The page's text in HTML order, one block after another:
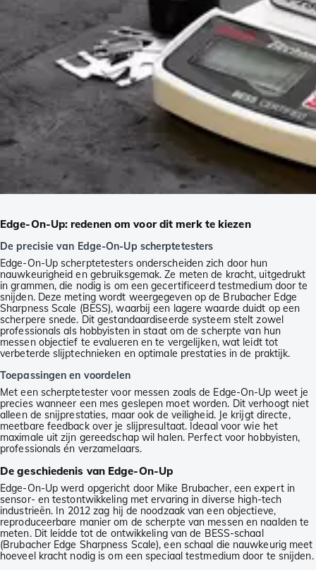
Edge-On-Up: redenen om voor dit merk te kiezen
De precisie van Edge-On-Up scherptetesters
Edge-On-Up scherptetesters onderscheiden zich door hun
nauwkeurigheid en gebruiksgemak. Ze meten de kracht, uitgedrukt
in grammen, die nodig is om een gecertificeerd testmedium door te
snijden. Deze meting wordt weergegeven op de Brubacher Edge
Sharpness Scale (BESS), waarbij een lagere waarde duidt op een
scherpere snede. Dit gestandaardiseerde systeem stelt zowel
professionals als hobbyisten in staat om de scherpte van hun
messen objectief te evalueren en te vergelijken, wat leidt tot
verbeterde slijptechnieken en optimale prestaties in de praktijk.
Toepassingen en voordelen
Met een scherptetester voor messen zoals de Edge-On-Up weet je
precies wanneer een mes geslepen moet worden. Dit verhoogt niet
alleen de snijprestaties, maar ook de veiligheid. Je krijgt directe,
meetbare feedback over je slijpresultaat. Ideaal voor wie het
maximale uit zijn gereedschap wil halen. Perfect voor hobbyisten,
professionals én verzamelaars.
De geschiedenis van Edge-On-Up
Edge-On-Up werd opgericht door Mike Brubacher, een expert in
sensor- en testontwikkeling met ervaring in diverse high-tech
industrieën. In 2012 zag hij de noodzaak van een objectieve,
reproduceerbare manier om de scherpte van messen en naalden te
meten. Dit leidde tot de ontwikkeling van de BESS-schaal
(Brubacher Edge Sharpness Scale), een schaal die nauwkeurig meet
hoeveel kracht nodig is om een speciaal testmedium door te snijden.